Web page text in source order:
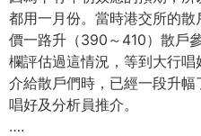
都用一月份。當時港交所的
價一路升（390～410）散戶
欄評估過這情況，等到大行
介給散戶們時，已經一段升
唱好及分析員推介。
….